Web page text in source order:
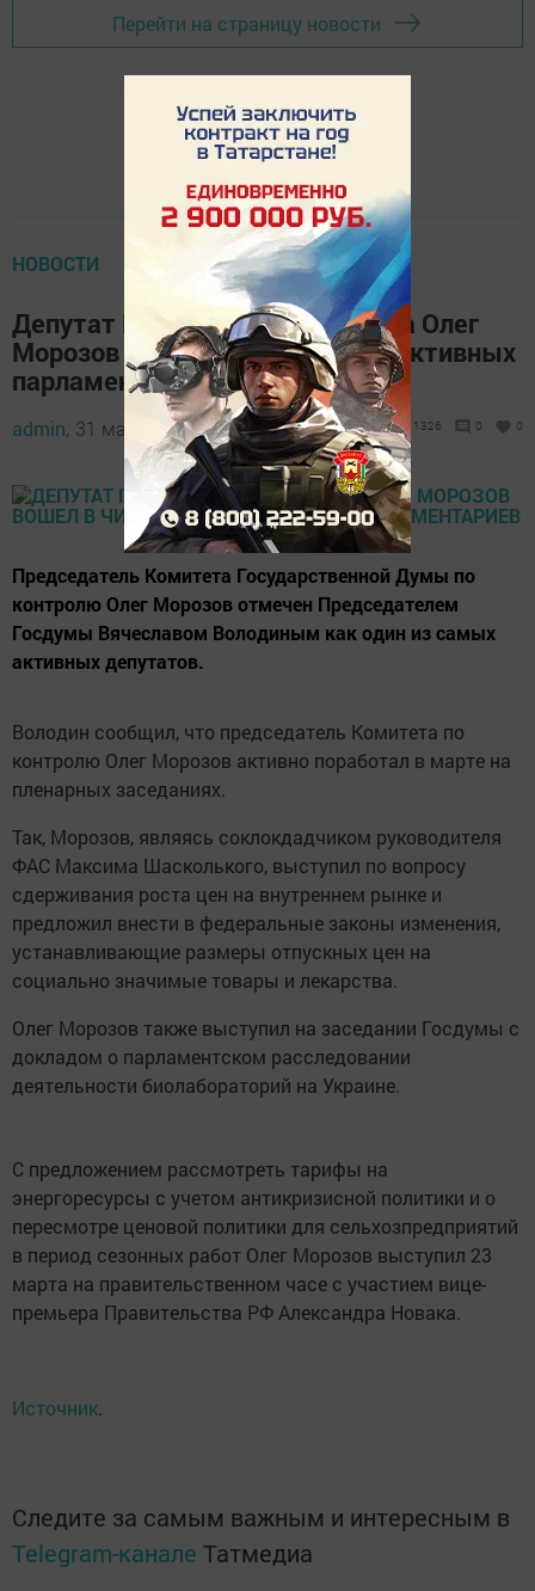
Перейти на страницу новости
НОВОСТИ
Депутат Госдумы от Татарстана Олег
Морозов вошел в число самых активных
парламентариев
admin, 31 марта 2022 - 13:39 1326 0 0
Председатель Комитета Государственной Думы по
контролю Олег Морозов отмечен Председателем
Госдумы Вячеславом Володиным как один из самых
активных депутатов.
Володин сообщил, что председатель Комитета по
контролю Олег Морозов активно поработал в марте на
пленарных заседаниях.
Так, Морозов, являясь соклокдадчиком руководителя
ФАС Максима Шасколького, выступил по вопросу
сдерживания роста цен на внутреннем рынке и
предложил внести в федеральные законы изменения,
устанавливающие размеры отпускных цен на
социально значимые товары и лекарства.
Олег Морозов также выступил на заседании Госдумы с
докладом о парламентском расследовании
деятельности биолабораторий на Украине.
С предложением рассмотреть тарифы на
энергоресурсы с учетом антикризисной политики и о
пересмотре ценовой политики для сельхозпредприятий
в период сезонных работ Олег Морозов выступил 23
марта на правительственном часе с участием вице-
премьера Правительства РФ Александра Новака.
Источник.
Следите за самым важным и интересным в
Telegram-канале Татмедиа